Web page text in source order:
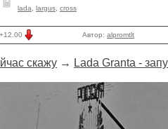
lada
largus cross
+12.00 Автор: alpromtlt
скажу → Lada Granta -